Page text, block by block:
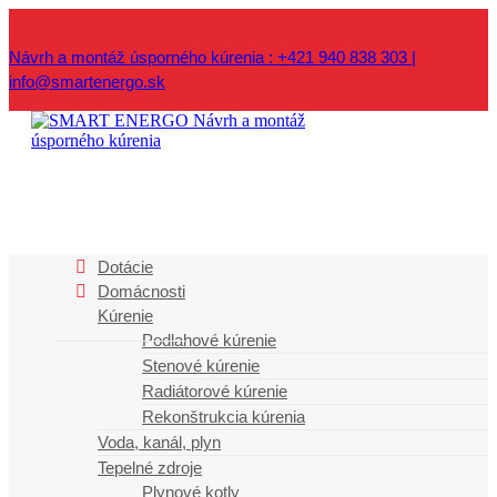
Návrh a montáž úsporného kúrenia : +421 940 838 303 |
info@smartenergo.sk
Dotácie
Domácnosti
Kúrenie
Podlahové kúrenie
Stenové kúrenie
Radiátorové kúrenie
Rekonštrukcia kúrenia
Voda, kanál, plyn
Tepelné zdroje
Plynové kotly
Najčítanejšie
LAST MINUTE NA PODLAHOVÉ KÚRENIE
Kúrenie v roku 2018
Tepelné čerpadlo v zime ohreje, v lete ochladí